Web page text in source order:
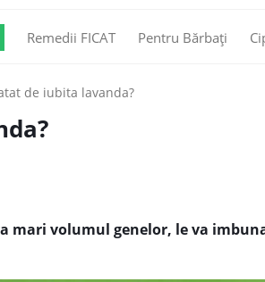
Remedii FICAT Pentru Bărbați
de iubita lavanda?
mari volumul genelor, le va